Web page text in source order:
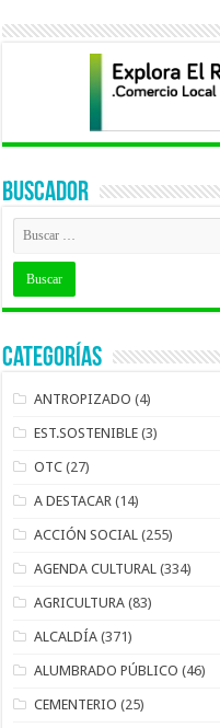
BUSCADOR
Categorías
ANTROPIZADO (4)
EST.SOSTENIBLE (3)
OTC (27)
A DESTACAR (14)
ACCIÓN SOCIAL (255)
AGENDA CULTURAL (334)
AGRICULTURA (83)
ALCALDÍA (371)
ALUMBRADO PÚBLICO (46)
CEMENTERIO (25)